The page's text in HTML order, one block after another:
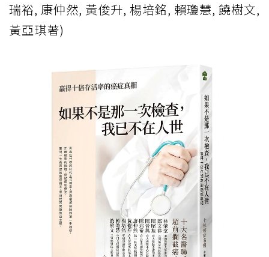
瑞裕, 康仲然, 黃俊升, 楊培銘, 賴瓊慧, 饒樹文,
黃亞琪著)